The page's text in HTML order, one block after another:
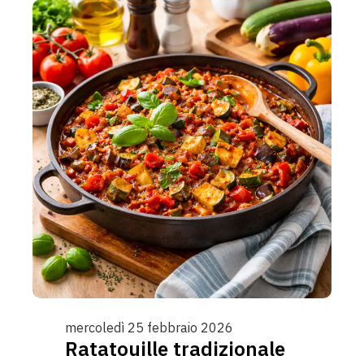
mercoledì 25 febbraio 2026
Ratatouille tradizionale